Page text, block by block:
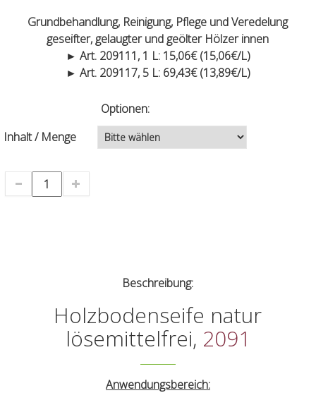
Grundbehandlung, Reinigung, Pflege und Veredelung
geseifter, gelaugter und geölter Hölzer innen
► Art. 209111, 1 L: 15,06€ (15,06€/L)
► Art. 209117, 5 L: 69,43€ (13,89€/L)
Optionen:
Inhalt / Menge
Beschreibung:
Holzbodenseife natur
lösemittelfrei, 2091
Anwendungsbereich: